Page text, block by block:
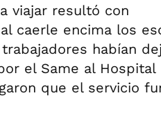
viajar resultó con
caerle encima los
habían
el Same al Hospital
que el servicio